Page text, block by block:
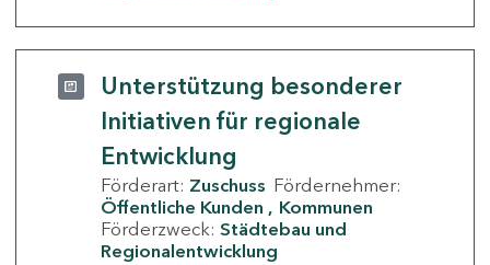
Unterstützung besonderer
Initiativen für regionale
Entwicklung
Förderart: Zuschuss Fördernehmer:
Öffentliche Kunden
Kommunen
Förderzweck: Städtebau und
Regionalentwicklung